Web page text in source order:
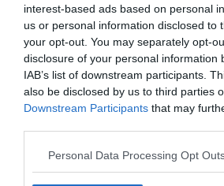
interest-based ads based on personal
us or personal information disclosed to
your opt-out. You may separately opt-
disclosure of your personal information
IAB’s list of downstream participants.
also be disclosed by us to third parties
Downstream Participants that may
Personal Data Processing Opt
Aki ________, az
pénzt keresni.
alszik